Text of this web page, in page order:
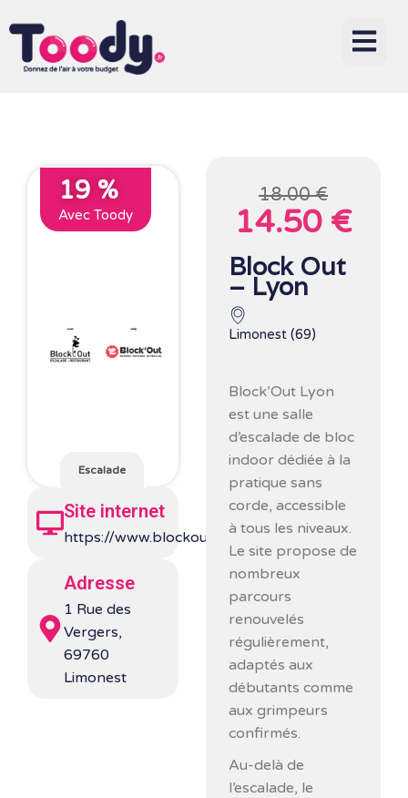
19 %
Avec Toody
Escalade
Site internet
https://www.blockout.fr/
Adresse
1 Rue des
Vergers,
69760
Limonest
18.00 €
14.50 €
Block Out
– Lyon
Limonest (69)
Block’Out Lyon
est une salle
d’escalade de bloc
indoor dédiée à la
pratique sans
corde, accessible
à tous les niveaux.
Le site propose de
nombreux
parcours
renouvelés
régulièrement,
adaptés aux
débutants comme
aux grimpeurs
confirmés.
Au-delà de
l’escalade, le